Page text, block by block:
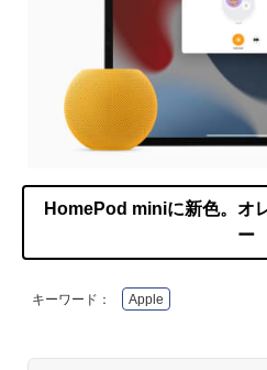
HomePod miniに新色。オ
ー
キーワード： Apple